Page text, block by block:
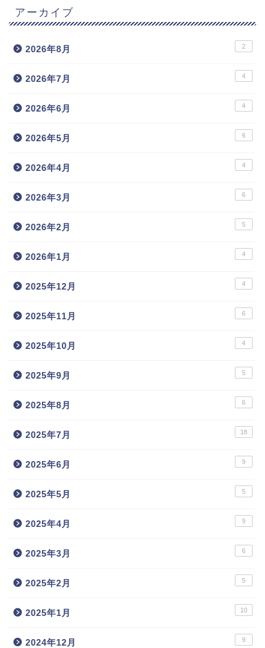
アーカイブ
2026年8月 2
2026年7月 4
2026年6月 4
2026年5月 6
2026年4月 4
2026年3月 6
2026年2月 5
2026年1月 4
2025年12月 4
2025年11月 6
2025年10月 4
2025年9月 5
2025年8月 6
2025年7月 18
2025年6月 9
2025年5月 5
2025年4月 9
2025年3月 6
2025年2月 5
2025年1月 10
2024年12月 9